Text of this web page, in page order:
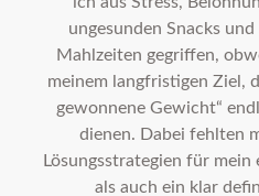
ungesunden Snacks
Mahlzeiten gegriffen,
meinem langfristigen Ziel,
gewonnene Gewicht“
dienen. Dabei fehlten
Lösungsstrategien für mein
als auch ein klar